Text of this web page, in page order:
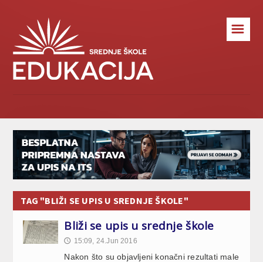
☰
TAG "BLIŽI SE UPIS U SREDNJE ŠKOLE"
Bliži se upis u srednje škole
🕔 15:09, 24.Jun 2016
Nakon što su objavljeni konačni rezultati male